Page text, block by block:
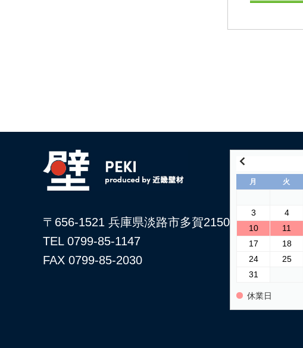
〒656-1521 兵庫県淡路市多賀2150
TEL 0799-85-1147
FAX 0799-85-2030
月 火
3
4
10
11
17
18
24
25
31
休業日